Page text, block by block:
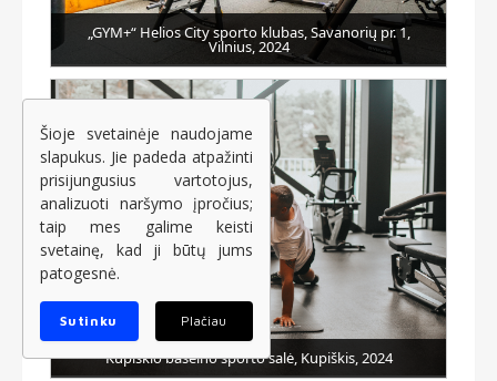
„GYM+“ Helios City sporto klubas, Savanorių pr. 1,
Vilnius, 2024
Kupiškio baseino sporto salė, Kupiškis, 2024
Šioje svetainėje naudojame
slapukus. Jie padeda atpažinti
prisijungusius vartotojus,
analizuoti naršymo įpročius;
taip mes galime keisti
svetainę, kad ji būtų jums
patogesnė.
Sutinku Plačiau